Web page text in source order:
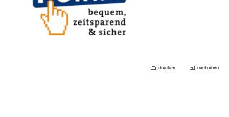
drucken nach oben